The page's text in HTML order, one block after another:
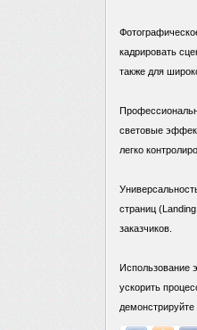
кадрировать
также для
световые
легко
страниц
заказчиков.
Использование
ускорить
демонстрируйте